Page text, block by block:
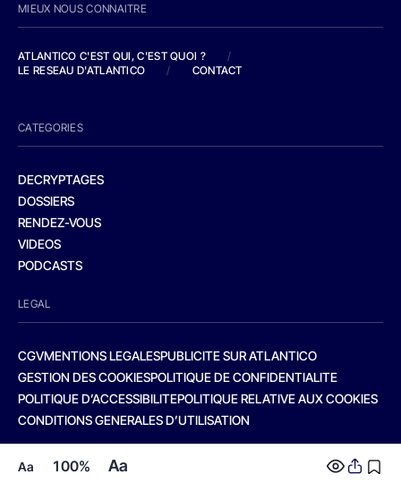
Aa 100% Aa
MIEUX NOUS CONNAITRE
ATLANTICO C'EST QUI, C'EST QUOI ?
/
LE RESEAU D'ATLANTICO
/ CONTACT
CATEGORIES
DECRYPTAGES
DOSSIERS
RENDEZ-VOUS
VIDEOS
PODCASTS
LEGAL
CGVMENTIONS LEGALESPUBLICITE SUR ATLANTICO
GESTION DES COOKIESPOLITIQUE DE CONFIDENTIALITE
POLITIQUE D’ACCESSIBILITEPOLITIQUE RELATIVE AUX COOKIES
CONDITIONS GENERALES D’UTILISATION